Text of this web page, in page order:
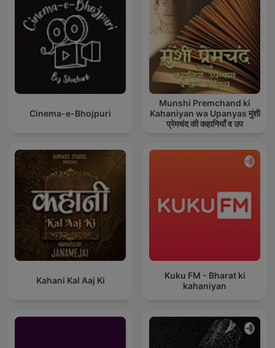
Cinema-e-Bhojpuri
Munshi Premchand ki
Kahaniyan wa Upanyas मुंशी
प्रेमचंद की कहानियाँ व उप
Kahani Kal Aaj Ki
Kuku FM - Bharat ki
kahaniyan